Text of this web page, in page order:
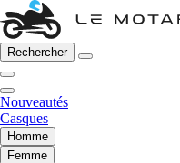
Rechercher
Nouveautés
Casques
Homme
Femme